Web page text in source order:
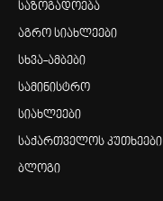
საზოგადოება
აგრო სიახლეები
სხვა-ამბები
სამინისტრო
სიახლეები
საქართველოს კუთხეები
ბლოგი